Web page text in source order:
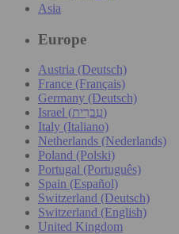
Asia
Europe
Austria (Deutsch)
France (Français)
Germany (Deutsch)
Israel (עִברִית)
Italy (Italiano)
Netherlands (Nederlands)
Poland (Polski)
Portugal (Português)
Spain (Español)
Switzerland (Deutsch)
Switzerland (English)
United Kingdom